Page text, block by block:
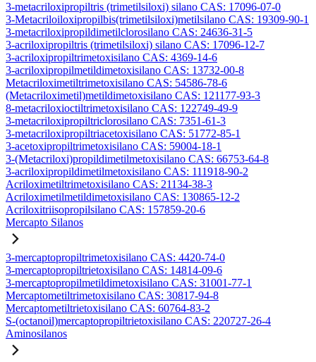
3-metacriloxipropiltris (trimetilsiloxi) silano CAS: 17096-07-0
3-Metacriloiloxipropilbis(trimetilsiloxi)metilsilano CAS: 19309-90-1
3-metacriloxipropildimetilclorosilano CAS: 24636-31-5
3-acriloxipropiltris (trimetilsiloxi) silano CAS: 17096-12-7
3-acriloxipropiltrimetoxisilano CAS: 4369-14-6
3-acriloxipropilmetildimetoxisilano CAS: 13732-00-8
Metacriloximetiltrimetoxisilano CAS: 54586-78-6
(Metacriloximetil)metildimetoxisilano CAS: 121177-93-3
8-metacriloxioctiltrimetoxisilano CAS: 122749-49-9
3-metacriloxipropiltriclorosilano CAS: 7351-61-3
3-metacriloxipropiltriacetoxisilano CAS: 51772-85-1
3-acetoxipropiltrimetoxisilano CAS: 59004-18-1
3-(Metacriloxi)propildimetilmetoxisilano CAS: 66753-64-8
3-acriloxipropildimetilmetoxisilano CAS: 111918-90-2
Acriloximetiltrimetoxisilano CAS: 21134-38-3
Acriloximetilmetildimetoxisilano CAS: 130865-12-2
Acriloxitriisopropilsilano CAS: 157859-20-6
Mercapto Silanos
3-mercaptopropiltrimetoxisilano CAS: 4420-74-0
3-mercaptopropiltrietoxisilano CAS: 14814-09-6
3-mercaptopropilmetildimetoxisilano CAS: 31001-77-1
Mercaptometiltrimetoxisilano CAS: 30817-94-8
Mercaptometiltrietoxisilano CAS: 60764-83-2
S-(octanoil)mercaptopropiltrietoxisilano CAS: 220727-26-4
Aminosilanos